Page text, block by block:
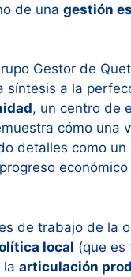
de una gestión
Gestor de
síntesis a la
, un centro de
cómo una
detalles como
de trabajo de la
local (que es
la articulación